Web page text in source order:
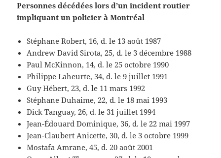
Personnes décédées lors d’un incident routier
impliquant un policier à Montréal
Stéphane Robert, 16, d. le 13 août 1987
Andrew David Sirota, 25, d. le 3 décembre 1988
Paul McKinnon, 14, d. le 25 octobre 1990
Philippe Laheurte, 34, d. le 9 juillet 1991
Guy Hébert, 23, d. le 11 mars 1992
Stéphane Duhaime, 22, d. le 18 mai 1993
Dick Tanguay, 26, d. le 31 juillet 1994
Jean-Édouard Dominique, 36, d. le 22 mai 1997
Jean-Claubert Anicette, 30, d. le 3 octobre 1999
Mostafa Amrane, 45, d. 20 août 2001